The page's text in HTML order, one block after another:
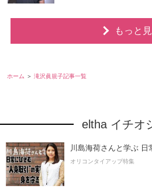
もっと
ホーム 滝沢眞規子記事一覧
eltha イチオ
川島海荷さんと学ぶ 日
オリコンタイアップ特集